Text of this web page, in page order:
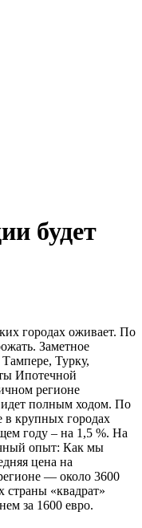
будет
городах оживает. По
Заметное
Турку,
Ипотечной
регионе
полным ходом. По
в крупных городах
году – на 1,5 %. На
опыт: Как мы
цена на
— около 3600
страны «квадрат»
за 1600 евро.